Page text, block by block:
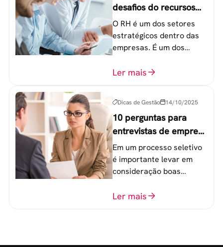
desafios do recursos
humanos em uma
empresa
O RH é um dos setores
estratégicos dentro das
empresas. É um dos
o atingimento das metas
Ler mais
Dicas de Gestão 14/10/2025
10 perguntas para
entrevistas de emprego
que recrutadores não
devem fazer
Em um processo seletivo
é importante levar em
consideração boas
o perfil do profissional e
Ler mais